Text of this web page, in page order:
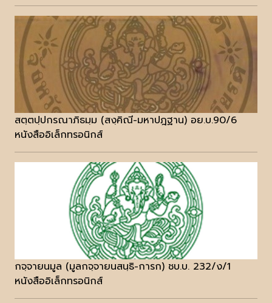
สตฺตปฺปกรณาภิธมฺม (สงฺคิณี-มหาปฎฐาน) อย.บ.90/6
หนังสืออิเล็กทรอนิกส์
กจฺจายนมูล (มูลกจฺจายนสนฺธิ-การก) ชบ.บ. 232/ง/1
หนังสืออิเล็กทรอนิกส์